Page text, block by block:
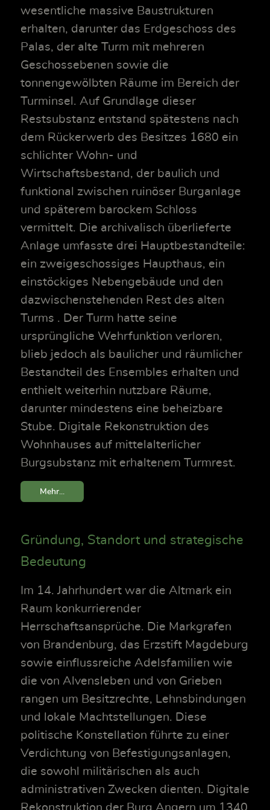
wesentliche massive Baustrukturen
erhalten, darunter das Erdgeschoss des
Palas, der alte Turm mit mehreren
Geschossebenen sowie die
tonnengewölbten Räume im Bereich der
Turminsel. Auf Grundlage dieser
Restsubstanz entstand spätestens nach
dem Rückerwerb des Besitzes 1680 ein
schlichter Wohn- und
Wirtschaftsbestand, der baulich und
funktional zwischen ruinöser Burganlage
und späterem barockem Schloss
vermittelt. Die archivalisch überlieferte
Anlage umfasste drei Hauptbestandteile:
ein zweigeschossiges Haupthaus, ein
einstöckiges Nebengebäude und den
dazwischenstehenden Rest des alten
Turms . Der Turm hatte seine
ursprüngliche Wehrfunktion verloren,
blieb jedoch als baulicher und räumlicher
Bestandteil des Ensembles erhalten und
enthielt weiterhin nutzbare Räume,
darunter mindestens eine beheizbare
Stube. Digitale Rekonstruktion des
Wohnhauses auf mittelalterlicher
Burgsubstanz mit erhaltenem Turmrest.
Mehr...
Gründung, Standort und strategische
Bedeutung
Im 14. Jahrhundert war die Altmark ein
Raum konkurrierender
Herrschaftsansprüche. Die Markgrafen
von Brandenburg, das Erzstift Magdeburg
sowie einflussreiche Adelsfamilien wie
die von Alvensleben und von Grieben
rangen um Besitzrechte, Lehnsbindungen
und lokale Machtstellungen. Diese
politische Konstellation führte zu einer
Verdichtung von Befestigungsanlagen,
die sowohl militärischen als auch
administrativen Zwecken dienten. Digitale
Rekonstruktion der Burg Angern um 1340